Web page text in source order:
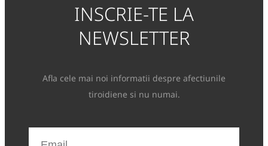
INSCRIE-TE LA
NEWSLETTER
Afla cele mai noi informatii despre afectiunile
tiroidiene si nu numai.